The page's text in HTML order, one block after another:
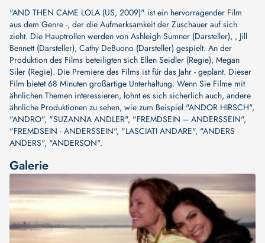
"AND THEN CAME LOLA (US, 2009)" ist ein hervorragender Film
aus dem Genre -, der die Aufmerksamkeit der Zuschauer auf sich
zieht. Die Hauptrollen werden von Ashleigh Sumner (Darsteller), , Jill
Bennett (Darsteller), Cathy DeBuono (Darsteller) gespielt. An der
Produktion des Films beteiligten sich Ellen Seidler (Regie), Megan
Siler (Regie). Die Premiere des Films ist für das Jahr - geplant. Dieser
Film bietet 68 Minuten großartige Unterhaltung. Wenn Sie Filme mit
ähnlichen Themen interessieren, lohnt es sich sicherlich auch, andere
ähnliche Produktionen zu sehen, wie zum Beispiel "ANDOR HIRSCH",
"ANDRO", "SUZANNA ANDLER", "FREMDSEIN – ANDERSSEIN",
"FREMDSEIN - ANDERSSEIN", "LASCIATI ANDARE", "ANDERS
ANDERS", "ANDERSON".
Galerie